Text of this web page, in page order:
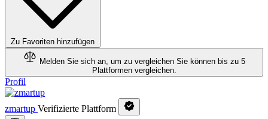
Zu Favoriten hinzufügen
Melden Sie sich an, um zu vergleichen Sie können bis zu 5
Plattformen vergleichen.
Profil
zmartup Verifizierte Plattform